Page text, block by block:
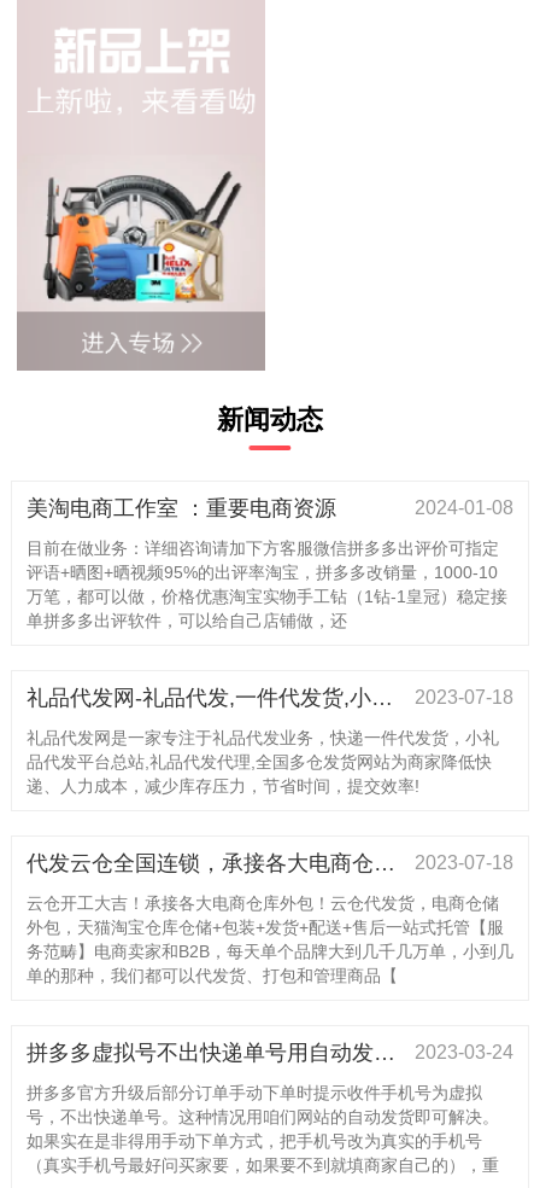
新闻动态
美淘电商工作室 ：重要电商资源 2024-01-08
目前在做业务：详细咨询请加下方客服微信拼多多出评价可指定
评语+晒图+晒视频95%的出评率淘宝，拼多多改销量，1000-10
万笔，都可以做，价格优惠淘宝实物手工钻（1钻-1皇冠）稳定接
单拼多多出评软件，可以给自己店铺做，还
礼品代发网-礼品代发,一件代发货,小礼品代发平台 2023-07-18
礼品代发网是一家专注于礼品代发业务，快递一件代发货，小礼
品代发平台总站,礼品代发代理,全国多仓发货网站为商家降低快
递、人力成本，减少库存压力，节省时间，提交效率!
代发云仓全国连锁，承接各大电商仓库外包！为您省时省力省心省钱，价格美丽，欢迎带量咨询！ 2023-07-18
云仓开工大吉！承接各大电商仓库外包！云仓代发货，电商仓储
外包，天猫淘宝仓库仓储+包装+发货+配送+售后一站式托管【服
务范畴】电商卖家和B2B，每天单个品牌大到几千几万单，小到几
单的那种，我们都可以代发货、打包和管理商品【
拼多多虚拟号不出快递单号用自动发货即可解决 2023-03-24
拼多多官方升级后部分订单手动下单时提示收件手机号为虚拟
号，不出快递单号。这种情况用咱们网站的自动发货即可解决。
如果实在是非得用手动下单方式，把手机号改为真实的手机号
（真实手机号最好问买家要，如果要不到就填商家自己的），重